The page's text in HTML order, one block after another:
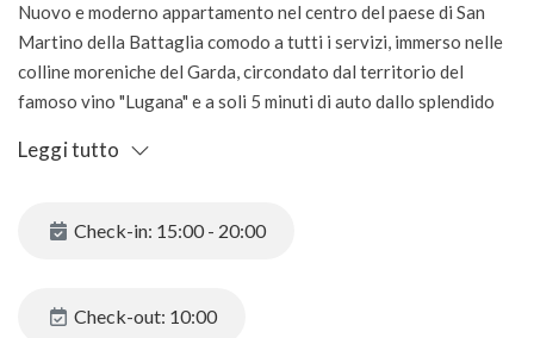
Nuovo e moderno appartamento nel centro del paese di San
Martino della Battaglia comodo a tutti i servizi, immerso nelle
colline moreniche del Garda, circondato dal territorio del
famoso vino "Lugana" e a soli 5 minuti di auto dallo splendido
L’abitazione è stata completamente ristrutturata a nuovo nel
più un eventuale bambino, è composto da un soggiorno e
presente un comdo divano-letto matrimoniale.
Leggi tutto
Check-in: 15:00 - 20:00
Check-out: 10:00